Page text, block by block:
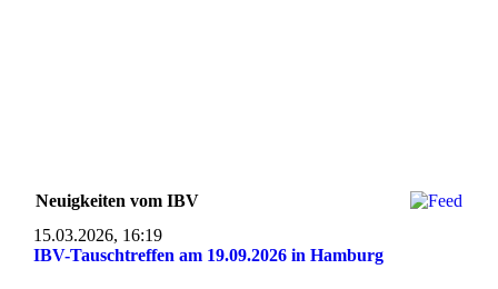
Neuigkeiten vom IBV
15.03.2026, 16:19
IBV-Tauschtreffen am 19.09.2026 in Hamburg